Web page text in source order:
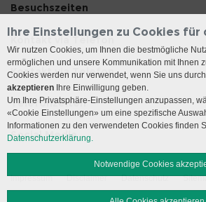
Besuchszeiten
Kontakt via Telefon
Kontakt via Telefon
Telefonzeiten
Social Media
Impressum Disclaimer Datenschutz
Ihre Einstellungen zu Cookies für
Wir nutzen Cookies, um Ihnen die bestmögliche
ermöglichen und unsere Kommunikation mit Ihnen
Cookies werden nur verwendet, wenn Sie uns
akzeptieren Ihre Einwilligung geben.
Um Ihre Privatsphäre-Einstellungen anzupassen,
«Cookie Einstellungen» um eine spezifische
Informationen zu den verwendeten Cookies finden
Datenschutzerklärung.
Notwendige Cookies